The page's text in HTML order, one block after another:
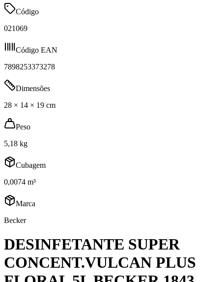
Código
021069
Código EAN
7898253373278
Dimensões
28 × 14 × 19 cm
Peso
5,18 kg
Cubagem
0,0074 m³
Marca
Becker
DESINFETANTE SUPER
CONCENT.VULCAN PLUS